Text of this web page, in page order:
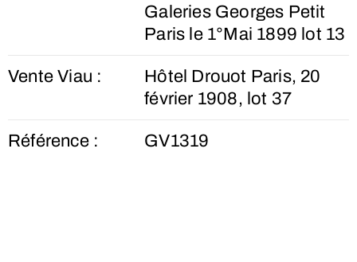
Galeries Georges Petit
Paris le 1°Mai 1899 lot 13
Vente Viau :
Hôtel Drouot Paris, 20
février 1908, lot 37
Référence : GV1319